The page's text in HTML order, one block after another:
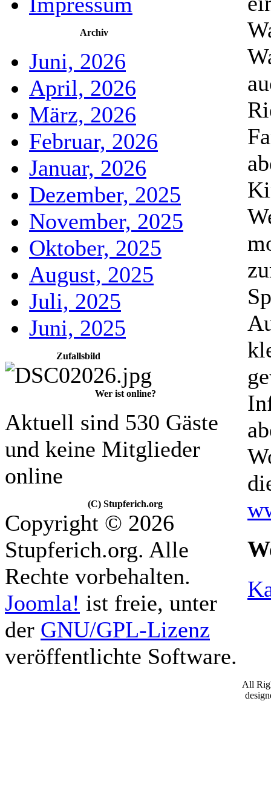
Archiv
Juni, 2026
April, 2026
März, 2026
Februar, 2026
Januar, 2026
Dezember, 2025
November, 2025
Oktober, 2025
August, 2025
Juli, 2025
Juni, 2025
Zufallsbild
Wer ist online?
Aktuell sind 530 Gäste
und keine Mitglieder
online
(C) Stupferich.org
Copyright © 2026
Stupferich.org. Alle
Rechte vorbehalten.
Joomla! ist freie, unter
der GNU/GPL-Lizenz
veröffentlichte Software.
All